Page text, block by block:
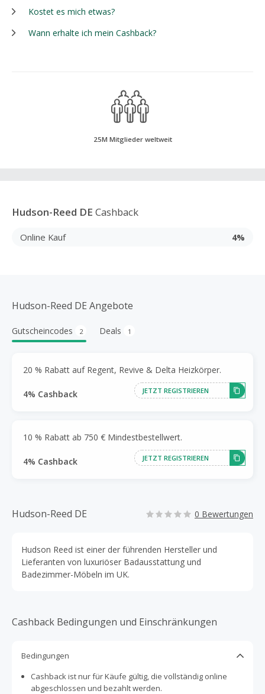
Kostet es mich etwas?
Wann erhalte ich mein Cashback?
25M Mitglieder weltweit
Hudson-Reed DE Cashback
Online Kauf 4%
Hudson-Reed DE Angebote
Gutscheincodes 2 Deals 1
20 % Rabatt auf Regent, Revive & Delta Heizkörper.
4% Cashback JETZT REGISTRIEREN
10 % Rabatt ab 750 € Mindestbestellwert.
4% Cashback JETZT REGISTRIEREN
Hudson-Reed DE 0 Bewertungen
Hudson Reed ist einer der führenden Hersteller und
Lieferanten von luxuriöser Badausstattung und
Badezimmer-Möbeln im UK.
Cashback Bedingungen und Einschränkungen
Bedingungen
Cashback ist nur für Käufe gültig, die vollständig online
abgeschlossen und bezahlt werden.